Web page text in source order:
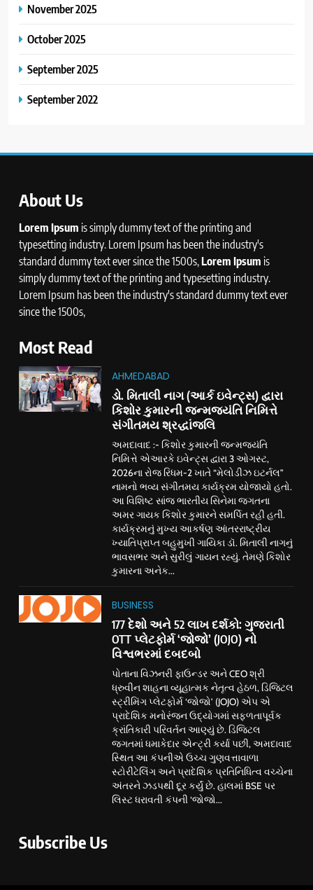
November 2025
October 2025
September 2025
September 2022
About Us
Lorem Ipsum is simply dummy text of the printing and
typesetting industry. Lorem Ipsum has been the industry's
standard dummy text ever since the 1500s,Lorem Ipsum is
simply dummy text of the printing and typesetting industry.
Lorem Ipsum has been the industry's standard dummy text ever
since the 1500s,
Most Read
AHMEDABAD
ડો. મિતાલી નાગ (આર્ક ઇવેન્ટ્સ) દ્વારા
કિશોર કુમારની જન્મજયંતિ નિમિત્તે
સંગીતમય શ્રદ્ધાંજલિ
અમદાવાદ :- કિશોર કુમારની જન્મજયંતિ
નિમિત્તે એઆરકે ઇવેન્ટ્સ દ્વારા 3 ઓગસ્ટ,
2026ના રોજ રિધમ-2 ખાતે “મેલોડીઝ ઇટર્નલ”
નામનો ભવ્ય સંગીતમય કાર્યક્રમ યોજાયો હતો.
આ વિશિષ્ટ સાંજ ભારતીય સિનેમા જગતના
અમર ગાયક કિશોર કુમારને સમર્પિત રહી હતી.
કાર્યક્રમનું મુખ્ય આકર્ષણ આંતરરાષ્ટ્રીય
ખ્યાતિપ્રાપ્ત બહુમુખી ગાયિકા ડૉ. મિતાલી નાગનું
ભાવસભર અને સુરીલું ગાયન રહ્યું. તેમણે કિશોર
કુમારના અનેક...
BUSINESS
177 દેશો અને 52 લાખ દર્શકો: ગુજરાતી
OTT પ્લેટફોર્મ ‘જોજો’ (JOJO) નો
વિશ્વભરમાં દબદબો
પોતાના વિઝનરી ફાઉન્ડર અને CEO શ્રી
ધ્રુવીન શાહના વ્યૂહાત્મક નેતૃત્વ હેઠળ, ડિજિટલ
સ્ટ્રીમિંગ પ્લેટફોર્મ ‘જોજો’ (JOJO) એપ એ
પ્રાદેશિક મનોરંજન ઉદ્યોગમાં સફળતાપૂર્વક
ક્રાંતિકારી પરિવર્તન આણ્યું છે. ડિજિટલ
જગતમાં ધમાકેદાર એન્ટ્રી કર્યા પછી, અમદાવાદ
સ્થિત આ કંપનીએ ઉચ્ચ ગુણવત્તાવાળા
સ્ટોરીટેલિંગ અને પ્રાદેશિક પ્રતિનિધિત્વ વચ્ચેના
અંતરને ઝડપથી દૂર કર્યું છે. હાલમાં BSE પર
લિસ્ટ ધરાવતી કંપની ‘જોજો...
Subscribe Us